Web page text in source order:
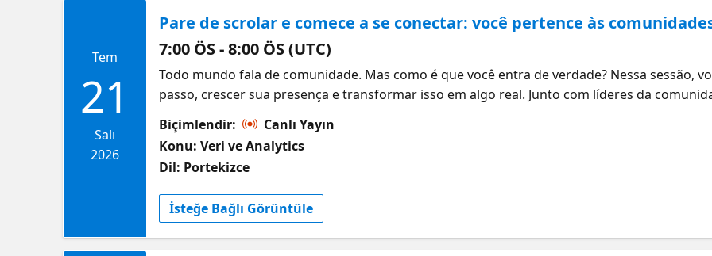
Tem
21
Salı
2026
Pare de scrolar e comece a se conectar: você pertence às
7:00 ÖS - 8:00 ÖS (UTC)
Todo mundo fala de comunidade. Mas como é que você entra de verdade? Nessa sessão,
passo, crescer sua presença e transformar isso em algo real. Junto com líderes da
trocar ideia, fazer conexões e ganhar ritmo criando coisas que você realmente curte.
pra se envolver, aparecer mais e transformar pequenos passos em progresso de verdade.
começando ou já é ativo, é aqui que conexões viram crescimento.
Biçimlendir:
Canlı Yayın
Konu: Veri ve Analytics
Dil: Portekizce
İsteğe Bağlı Görüntüle